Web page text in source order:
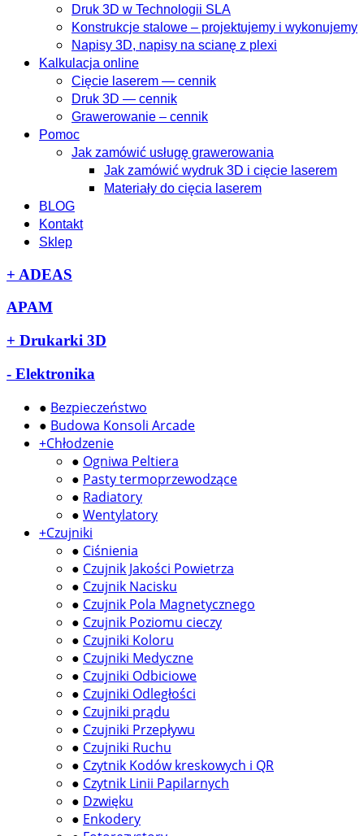
Druk 3D w Technologii SLA
Konstrukcje stalowe – projektujemy i wykonujemy
Napisy 3D, napisy na scianę z plexi
Kalkulacja online
Cięcie laserem — cennik
Druk 3D — cennik
Grawerowanie – cennik
Pomoc
Jak zamówić usługę grawerowania
Jak zamówić wydruk 3D i cięcie laserem
Materiały do cięcia laserem
BLOG
Kontakt
Sklep
+ ADEAS
APAM
+ Drukarki 3D
- Elektronika
● Bezpieczeństwo
● Budowa Konsoli Arcade
+Chłodzenie
● Ogniwa Peltiera
● Pasty termoprzewodzące
● Radiatory
● Wentylatory
+Czujniki
● Ciśnienia
● Czujnik Jakości Powietrza
● Czujnik Nacisku
● Czujnik Pola Magnetycznego
● Czujnik Poziomu cieczy
● Czujniki Koloru
● Czujniki Medyczne
● Czujniki Odbiciowe
● Czujniki Odległości
● Czujniki prądu
● Czujniki Przepływu
● Czujniki Ruchu
● Czytnik Kodów kreskowych i QR
● Czytnik Linii Papilarnych
● Dzwięku
● Enkodery